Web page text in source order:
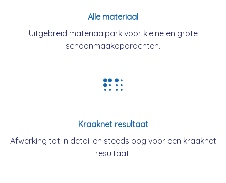
Alle materiaal
Uitgebreid materiaalpark voor kleine en grote
schoonmaakopdrachten.
Kraaknet resultaat
Afwerking tot in detail en steeds oog voor een kraaknet
resultaat.